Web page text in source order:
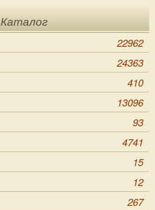
Каталог
22962
24363
410
13096
93
4741
15
12
267